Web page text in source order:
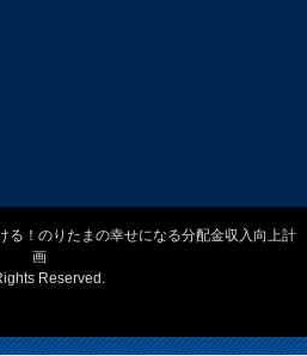
る！のりたまの幸せになる分配金収入向上計
画
Reserved.